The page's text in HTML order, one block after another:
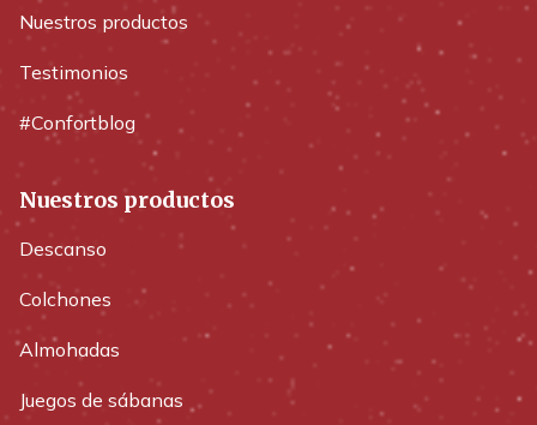
Nuestros productos
Testimonios
#Confortblog
Nuestros productos
Descanso
Colchones
Almohadas
Juegos de sábanas